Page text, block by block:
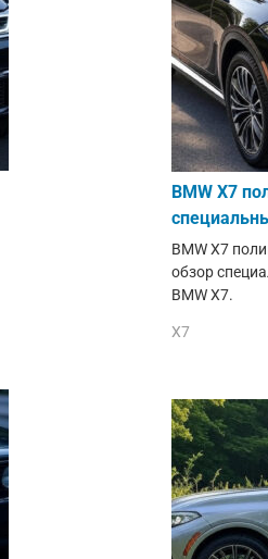
BMW X7
BMW X7
обзор
BMW X7.
X7